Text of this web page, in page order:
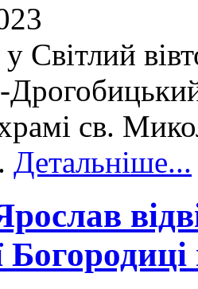
у Світлий
св.
Детальніше...